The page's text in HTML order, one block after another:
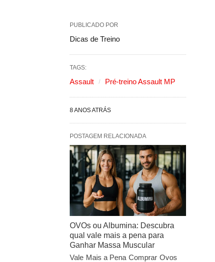
PUBLICADO POR
Dicas de Treino
TAGS:
Assault Pré-treino Assault MP
8 ANOS ATRÁS
POSTAGEM RELACIONADA
OVOs ou Albumina: Descubra
qual vale mais a pena para
Ganhar Massa Muscular
Vale Mais a Pena Comprar Ovos